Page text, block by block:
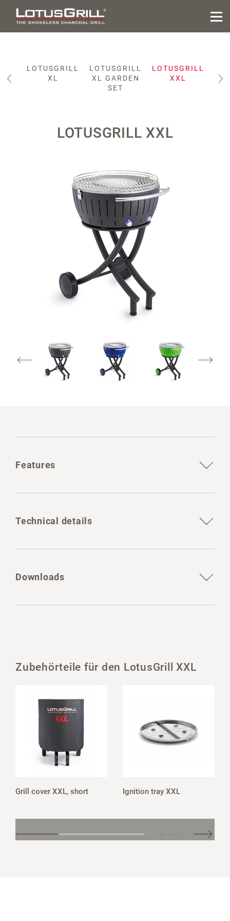
LOTUSGRILL
XL
LOTUSGRILL
XL GARDEN
SET
LOTUSGRILL
XXL
LOTUSGRILL XXL
Features
Technical details
Downloads
Zubehörteile für den LotusGrill XXL
Grill cover XXL, short Ignition tray XXL